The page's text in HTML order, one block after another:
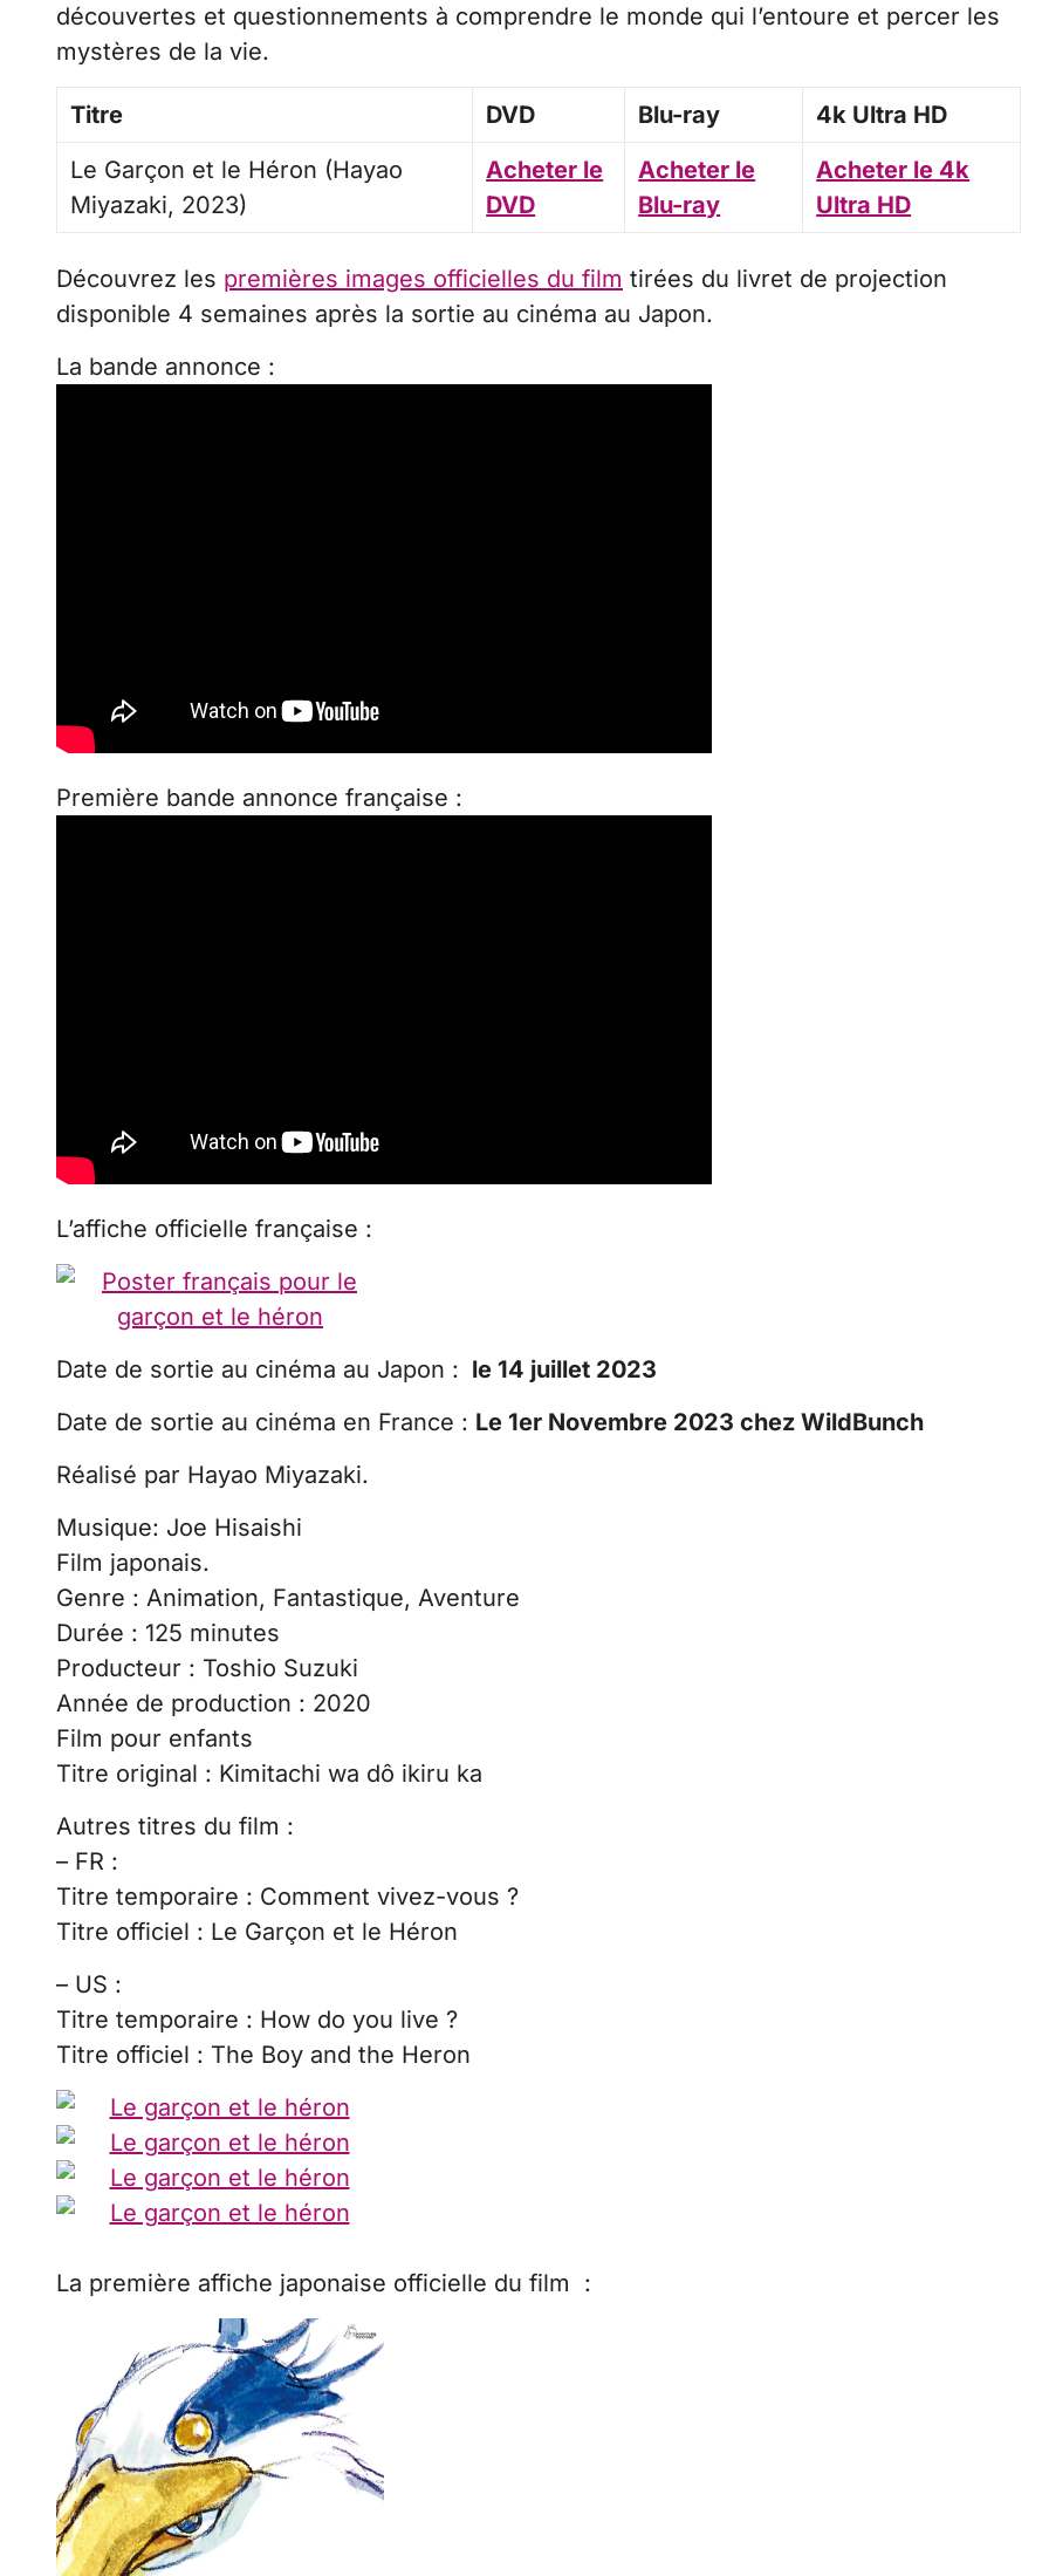
découvertes et questionnements à comprendre le monde qui l’entoure et percer les
mystères de la vie.
Titre DVD Blu-ray
4k Ultra HD
Le Garçon et le Héron (Hayao
Miyazaki, 2023)
Acheter le
DVD
Acheter le
Blu-ray
Acheter le 4k
Ultra HD
Découvrez les premières images officielles du film tirées du livret de projection
disponible 4 semaines après la sortie au cinéma au Japon.
La bande annonce :
Première bande annonce française :
L’affiche officielle française :
Date de sortie au cinéma au Japon : le 14 juillet 2023
Date de sortie au cinéma en France : Le 1er Novembre 2023 chez WildBunch
Réalisé par Hayao Miyazaki.
Musique: Joe Hisaishi
Film japonais.
Genre : Animation, Fantastique, Aventure
Durée : 125 minutes
Producteur : Toshio Suzuki
Année de production : 2020
Film pour enfants
Titre original : Kimitachi wa dô ikiru ka
Autres titres du film :
– FR :
Titre temporaire : Comment vivez-vous ?
Titre officiel : Le Garçon et le Héron
– US :
Titre temporaire : How do you live ?
Titre officiel : The Boy and the Heron
La première affiche japonaise officielle du film :